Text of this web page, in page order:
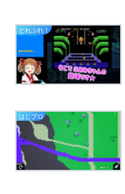
とれぷれ！
はじプロ